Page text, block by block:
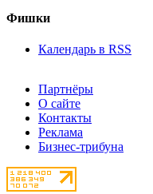
Фишки
Календарь в RSS
Партнёры
О сайте
Контакты
Реклама
Бизнес-трибуна